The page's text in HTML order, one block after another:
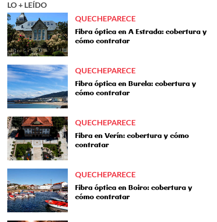
LO + LEÍDO
QUECHEPARECE
Fibra óptica en A Estrada: cobertura y
cómo contratar
QUECHEPARECE
Fibra óptica en Burela: cobertura y
cómo contratar
QUECHEPARECE
Fibra en Verín: cobertura y cómo
contratar
QUECHEPARECE
Fibra óptica en Boiro: cobertura y
cómo contratar